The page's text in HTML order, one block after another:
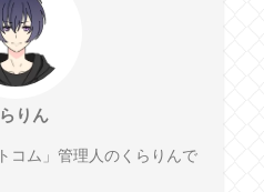
りん
コム」管理人のくらりんで